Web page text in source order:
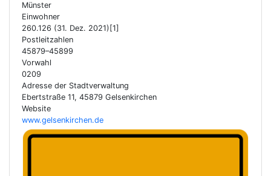
Münster
Einwohner
260.126 (31. Dez. 2021)[1]
Postleitzahlen
45879–45899
Vorwahl
0209
Adresse der Stadtverwaltung
Ebertstraße 11, 45879 Gelsenkirchen
Website
www.gelsenkirchen.de